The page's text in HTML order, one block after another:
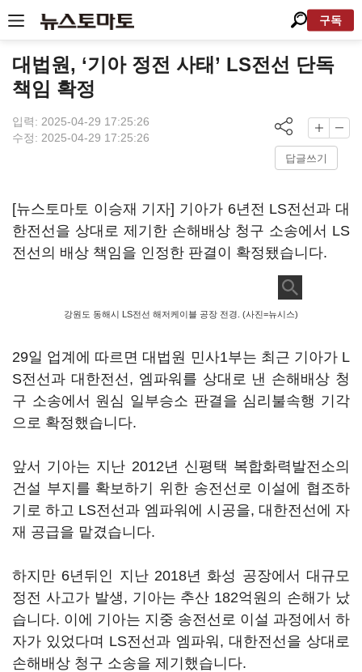
구독
대법원, ‘기아 정전 사태’ LS전선 단독
책임 확정
입력: 2025-04-29 17:25:26
수정: 2025-04-29 17:25:26
답글쓰기
[뉴스토마토 이승재 기자] 기아가 6년전 LS전선과 대
한전선을 상대로 제기한 손해배상 청구 소송에서 LS
전선의 배상 책임을 인정한 판결이 확정됐습니다.
강원도 동해시 LS전선 해저케이블 공장 전경. (사진=뉴시스)
29일 업계에 따르면 대법원 민사1부는 최근 기아가 L
S전선과 대한전선, 엠파워를 상대로 낸 손해배상 청
구 소송에서 원심 일부승소 판결을 심리불속행 기각
으로 확정했습니다.
앞서 기아는 지난 2012년 신평택 복합화력발전소의
건설 부지를 확보하기 위한 송전선로 이설에 협조하
기로 하고 LS전선과 엠파워에 시공을, 대한전선에 자
재 공급을 맡겼습니다.
하지만 6년뒤인 지난 2018년 화성 공장에서 대규모
정전 사고가 발생, 기아는 추산 182억원의 손해가 났
습니다. 이에 기아는 지중 송전선로 이설 과정에서 하
자가 있었다며 LS전선과 엠파워, 대한전선을 상대로
손해배상 청구 소송을 제기했습니다.